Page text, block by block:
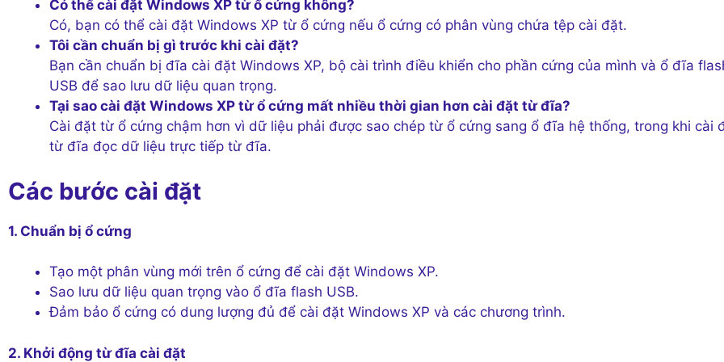
Có thể cài đặt Windows XP từ ổ cứng không?
Có, bạn có thể cài đặt Windows XP từ ổ cứng nếu ổ cứng có phân vùng chứa tệp cài đặt.
Tôi cần chuẩn bị gì trước khi cài đặt?
Bạn cần chuẩn bị đĩa cài đặt Windows XP, bộ cài trình điều khiển cho phần cứng của mình và ổ đĩa
USB để sao lưu dữ liệu quan trọng.
Tại sao cài đặt Windows XP từ ổ cứng mất nhiều thời gian hơn cài đặt từ đĩa?
Cài đặt từ ổ cứng chậm hơn vì dữ liệu phải được sao chép từ ổ cứng sang ổ đĩa hệ thống, trong khi cài
từ đĩa đọc dữ liệu trực tiếp từ đĩa.
Các bước cài đặt
1. Chuẩn bị ổ cứng
Tạo một phân vùng mới trên ổ cứng để cài đặt Windows XP.
Sao lưu dữ liệu quan trọng vào ổ đĩa flash USB.
Đảm bảo ổ cứng có dung lượng đủ để cài đặt Windows XP và các chương trình.
2. Khởi động từ đĩa cài đặt